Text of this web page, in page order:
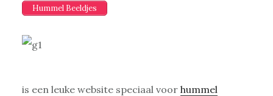
Hummel Beeldjes
is een leuke website speciaal voor hummel